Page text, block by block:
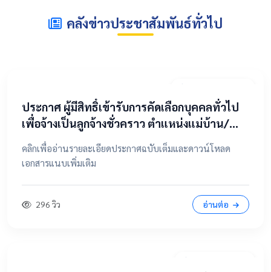
คลังข่าวประชาสัมพันธ์ทั่วไป
​ประกาศ ผู้มีสิทธิ์เข้ารับการคัดเลือกบุคคลทั่วไป
เพื่อจ้างเป็นลูกจ้างชั่วคราว ตำแหน่งแม่บ้าน/
นักการภารโรง
คลิกเพื่ออ่านรายละเอียดประกาศฉบับเต็มและดาวน์โหลด
เอกสารแนบเพิ่มเติม
296 วิว อ่านต่อ